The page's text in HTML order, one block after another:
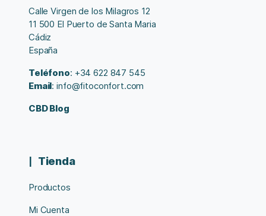
Calle Virgen de los Milagros 12
11 500 El Puerto de Santa Maria
Cádiz
España
Teléfono: +34 622 847 545
Email: info@fitoconfort.com
CBD Blog
Tienda
Productos
Mi Cuenta